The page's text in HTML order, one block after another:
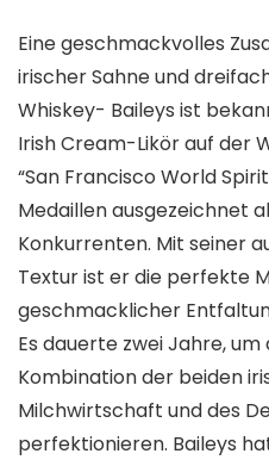
Eine geschmackvolles
irischer Sahne und
Whiskey- Baileys ist
Irish Cream-Likör auf der
“San Francisco World
Medaillen ausgezeichnet
Konkurrenten. Mit seiner
Textur ist er die perfekte
geschmacklicher
Es dauerte zwei Jahre,
Kombination der beiden
Milchwirtschaft und des
perfektionieren. Baileys